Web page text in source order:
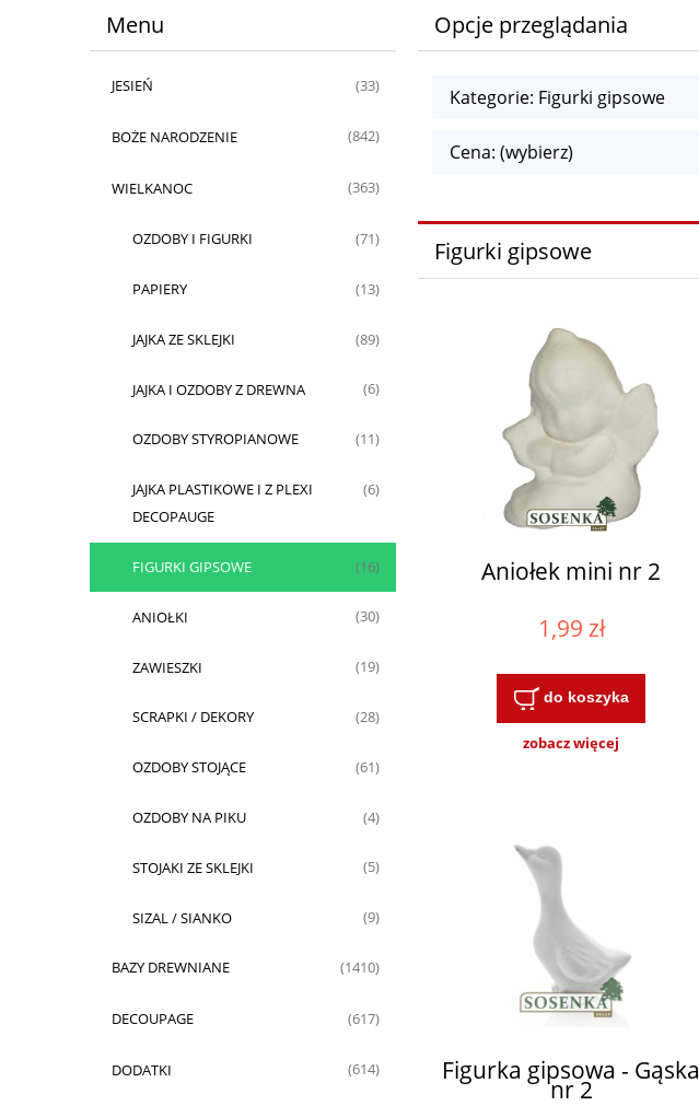
Menu
JESIEŃ (33)
BOŻE NARODZENIE (842)
WIELKANOC (363)
OZDOBY I FIGURKI (71)
PAPIERY (13)
JAJKA ZE SKLEJKI (89)
JAJKA I OZDOBY Z DREWNA (6)
OZDOBY STYROPIANOWE (11)
JAJKA PLASTIKOWE I Z PLEXI
DECOPAUGE
(6)
FIGURKI GIPSOWE (16)
ANIOŁKI (30)
ZAWIESZKI (19)
SCRAPKI / DEKORY (28)
OZDOBY STOJĄCE (61)
OZDOBY NA PIKU (4)
STOJAKI ZE SKLEJKI (5)
SIZAL / SIANKO (9)
BAZY DREWNIANE (1410)
DECOUPAGE (617)
DODATKI (614)
Opcje przeglądania
Kategorie: Figurki gipsowe
Cena: (wybierz)
Figurki gipsowe
Aniołek mini nr 2
1,99 zł
do koszyka
zobacz więcej
Figurka gipsowa - Gąska
nr 2